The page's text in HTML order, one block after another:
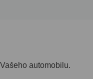
automobilu.